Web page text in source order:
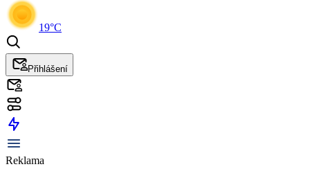
19°C
Přihlášení
Reklama